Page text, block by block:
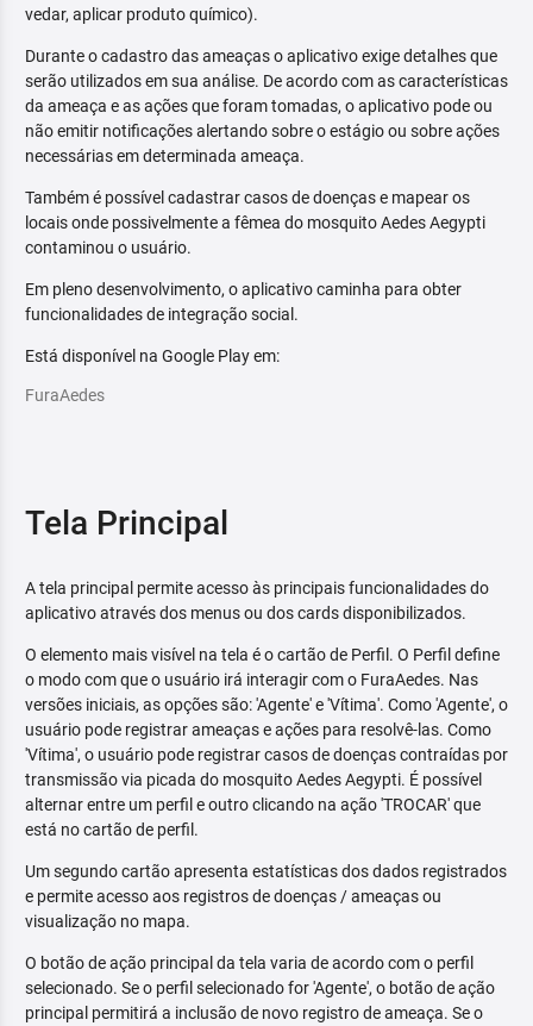
vedar, aplicar produto químico).
Durante o cadastro das ameaças o aplicativo exige detalhes que
serão utilizados em sua análise. De acordo com as características
da ameaça e as ações que foram tomadas, o aplicativo pode ou
não emitir notificações alertando sobre o estágio ou sobre ações
necessárias em determinada ameaça.
Também é possível cadastrar casos de doenças e mapear os
locais onde possivelmente a fêmea do mosquito Aedes Aegypti
contaminou o usuário.
Em pleno desenvolvimento, o aplicativo caminha para obter
funcionalidades de integração social.
Está disponível na Google Play em:
FuraAedes
Tela Principal
A tela principal permite acesso às principais funcionalidades do
aplicativo através dos menus ou dos cards disponibilizados.
O elemento mais visível na tela é o cartão de Perfil. O Perfil define
o modo com que o usuário irá interagir com o FuraAedes. Nas
versões iniciais, as opções são: 'Agente' e 'Vítima'. Como 'Agente', o
usuário pode registrar ameaças e ações para resolvê-las. Como
'Vítima', o usuário pode registrar casos de doenças contraídas por
transmissão via picada do mosquito Aedes Aegypti. É possível
alternar entre um perfil e outro clicando na ação 'TROCAR' que
está no cartão de perfil.
Um segundo cartão apresenta estatísticas dos dados registrados
e permite acesso aos registros de doenças / ameaças ou
visualização no mapa.
O botão de ação principal da tela varia de acordo com o perfil
selecionado. Se o perfil selecionado for 'Agente', o botão de ação
principal permitirá a inclusão de novo registro de ameaça. Se o